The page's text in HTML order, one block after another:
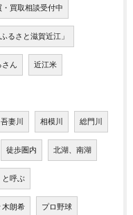
買取相談受付中
ふるさと滋賀近江」
さん 近江米
妻川 相模川 総門川
徒歩圏内 北湖、南湖
と呼ぶ
木朗希 プロ野球